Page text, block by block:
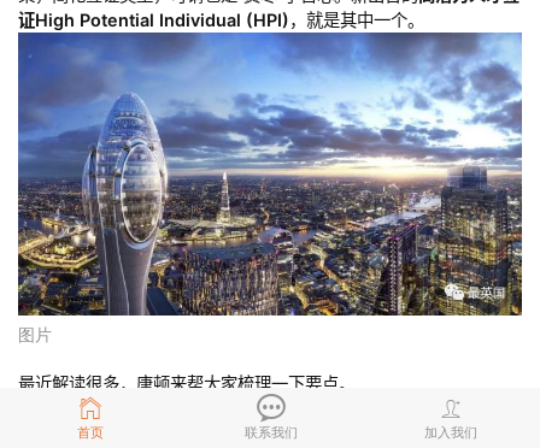
首页 联系我们 加入我们
证High Potential Individual (HPI)，就是其中一个。
图片
最近解读很多，唐顿来帮大家梳理一下要点。
高潜力人才，可以理解为临时工作签证的一种，类似于平行的psw
Graduate route。其特点如下：